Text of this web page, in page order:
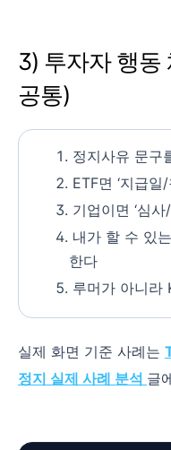
3) 투자자 행동
공통)
정지사유 문구
ETF면 ‘지급
기업이면 ‘심
내가 할 수 있
한다
루머가 아니라
실제 화면 기준 사례는
정지 실제 사례 분석 글